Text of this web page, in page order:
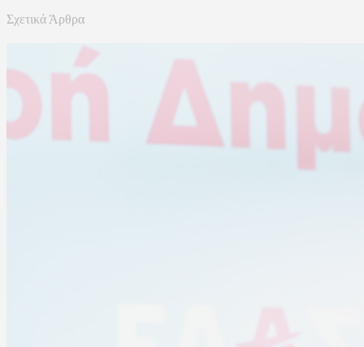
Σχετικά Άρθρα